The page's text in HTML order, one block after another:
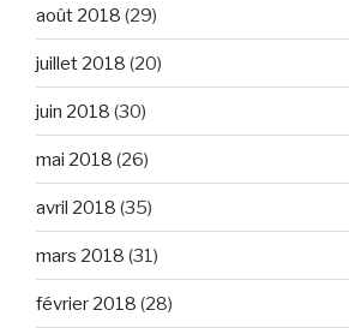
août 2018 (29)
juillet 2018 (20)
juin 2018 (30)
mai 2018 (26)
avril 2018 (35)
mars 2018 (31)
février 2018 (28)